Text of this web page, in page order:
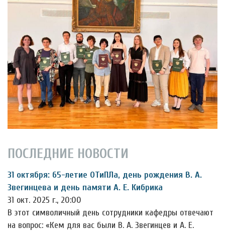
ПОСЛЕДНИЕ НОВОСТИ
31 октября: 65-летие ОТиПЛа, день рождения В. А.
Звегинцева и день памяти А. Е. Кибрика
31 окт. 2025 г., 20:00
В этот символичный день сотрудники кафедры отвечают
на вопрос: «Кем для вас были В. А. Звегинцев и А. Е.